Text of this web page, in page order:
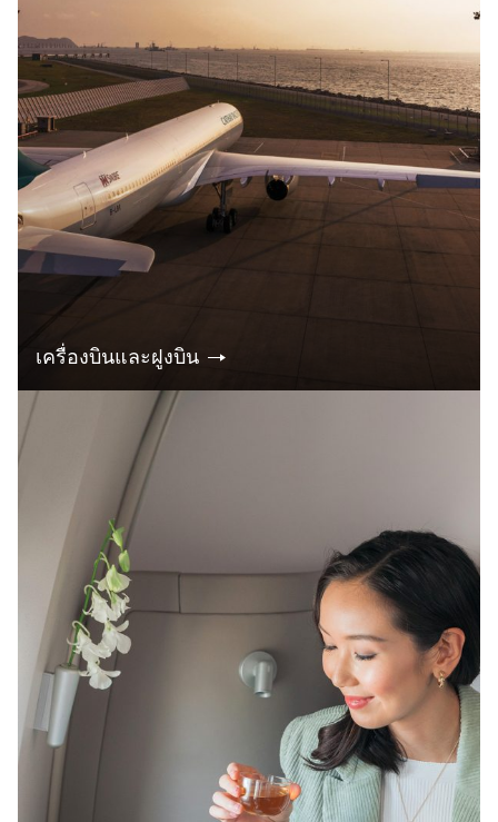
เครื่องบินและฝูงบิน